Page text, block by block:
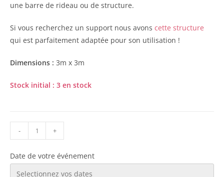
une barre de rideau ou de structure.
Si vous recherchez un support nous avons cette structure
qui est parfaitement adaptée pour son utilisation !
Dimensions : 3m x 3m
Stock initial : 3 en stock
- +
Date de votre événement